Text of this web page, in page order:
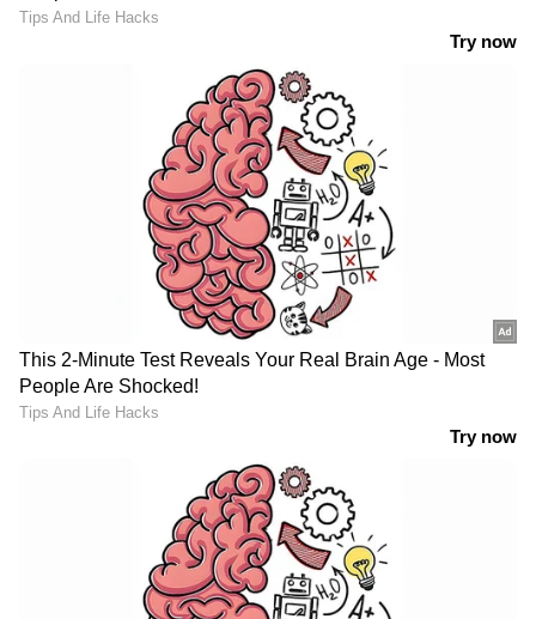
എന്നുതന്നെ പറയാം.
ധീരുഭായ് അംബാനി എന്നറിയപ്പെടുന്ന
ധീരജ്‌ലാൽ ഹിരാചന്ദ് അംബാനി 1973-ൽ
റിലയൻസ് സ്ഥാപിച്ചു. തുണിത്തരങ്ങൾ മുതൽ
എണ്ണ, ടെലികോം വരെയുള്ള കുടുംബ
ബിസിനസ് വിപുലീകരണത്തിന് അദ്ദേഹം
നേതൃത്വം നൽകി, എന്നാൽ 2002-ലെ
അദ്ദേഹത്തിന്റെ പെട്ടെന്നുള്ള
മരണത്തെത്തുടർന്ന് കുടുംബം
അരാജകത്വത്തിലേക്ക് കൂപ്പുകുത്തി.
മുകേഷ് അംബാനിയും അനിൽ അംബാനിയും
തമ്മിൽ ഉണ്ടായിരുന്ന അഭിപ്രായവ്യത്യാസങ്ങൾ
വർദ്ധിക്കുകയും മൂന്ന് വർഷത്തിന് ശേഷം
അമ്മ കോകിലാബെൻ 2005 ൽ റിലയൻസിന്റെ
സ്വത്തുക്കൾ വിഭജിച്ചു. മുകേഷിന് റിഫൈനിംഗ്,